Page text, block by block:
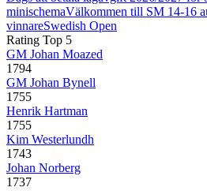
minischemaVälkommen till SM 14-16
vinnareSwedish Open
Rating Top 5
GM Johan Moazed
1794
GM Johan Bynell
1755
Henrik Hartman
1755
Kim Westerlundh
1743
Johan Norberg
1737